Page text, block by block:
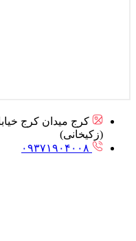
کرج میدان کرج
(زکیخانی)
۰۹۳۷۱۹۰۴۰۰۸